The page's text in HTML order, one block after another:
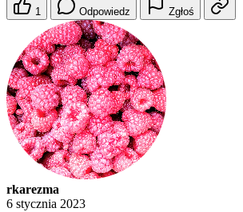
1 Odpowiedz Zgłoś
rkarezma
6 stycznia 2023